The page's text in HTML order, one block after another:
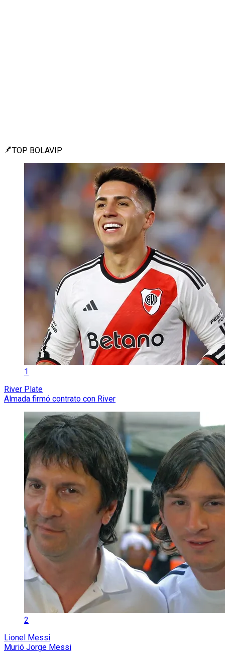
TOP BOLAVIP
1
River Plate
Almada firmó contrato con River
2
Lionel Messi
Murió Jorge Messi